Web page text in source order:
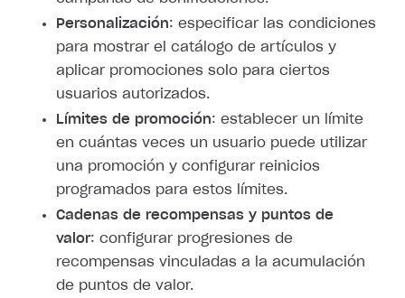
Personalización: especificar las condiciones
para mostrar el catálogo de artículos y
aplicar promociones solo para ciertos
usuarios autorizados.
Límites de promoción: establecer un límite
en cuántas veces un usuario puede utilizar
una promoción y configurar reinicios
programados para estos límites.
Cadenas de recompensas y puntos de
valor: configurar progresiones de
recompensas vinculadas a la acumulación
de puntos de valor.